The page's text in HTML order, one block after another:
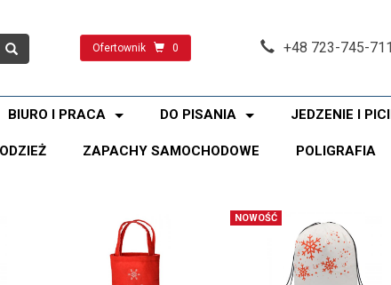
Ofertownik 0 +48 723-745-711
BIURO I PRACA DO PISANIA JEDZENIE I
ODZIEŻ ZAPACHY SAMOCHODOWE POLIGRAFIA
NOWOŚĆ